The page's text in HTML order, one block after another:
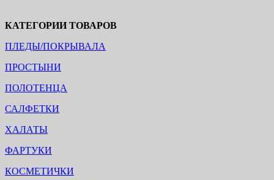
КАТЕГОРИИ ТОВАРОВ
ПЛЕДЫ/ПОКРЫВАЛА
ПРОСТЫНИ
ПОЛОТЕНЦА
САЛФЕТКИ
ХАЛАТЫ
ФАРТУКИ
КОСМЕТИЧКИ